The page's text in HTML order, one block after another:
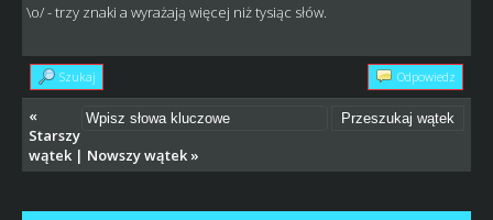
\o/ - trzy znaki a wyrażają więcej niż tysiąc słów.
Szukaj Odpowiedz
«
Starszy
wątek| Nowszy wątek»